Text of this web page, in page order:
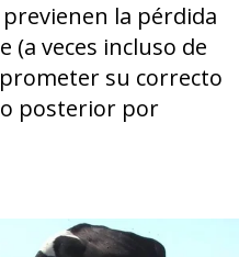
la pérdida
veces incluso de
su correcto
posterior por